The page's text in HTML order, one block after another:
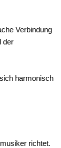
Verbindung
der
harmonisch
richtet.